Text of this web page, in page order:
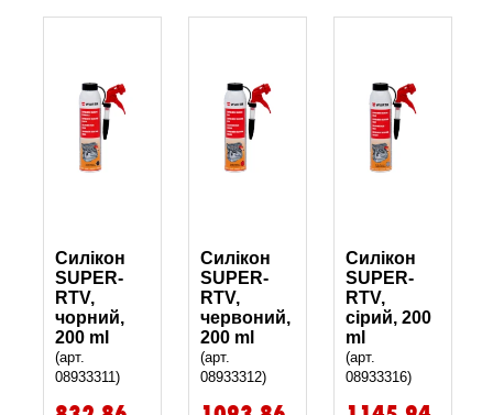
Силікон
SUPER-
RTV,
чорний,
200 ml
(арт.
08933311)
Силікон
SUPER-
RTV,
червоний,
200 ml
(арт.
08933312)
Силікон
SUPER-
RTV,
сірий, 200
ml
(арт.
08933316)